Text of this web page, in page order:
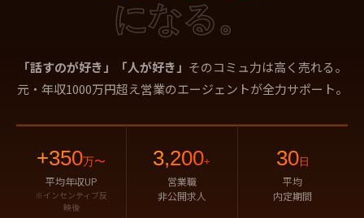
になる。
「話すのが好き」「人が好き」 そのコミュ力は高く売れる。
元・年収1000万円超え営業のエージェントが全力サポート。
+350万〜
平均年収UP
※インセンティブ反
映後
3,200+
営業職
非公開求人
30日
平均
内定期間